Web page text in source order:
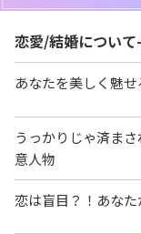
恋愛/結婚につい
あなたを美しく魅
うっかりじゃ済ま
意人物
恋は盲目？！あな